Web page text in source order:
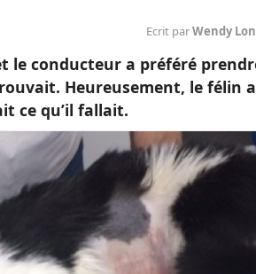
Ecrit parWendy
le conducteur a préféré
Heureusement, le félin
ce qu’il fallait.